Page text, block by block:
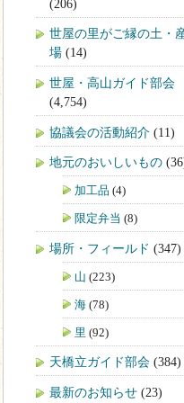
(206)
世屋の里がご縁の土・
場 (14)
世屋・高山ガイド部会
(4,754)
協議会の活動紹介 (11)
地元のおいしいもの
加工品 (4)
限定弁当 (8)
場所・フィールド (347)
山 (223)
海 (78)
里 (92)
天橋立ガイド部会 (384)
最新のお知らせ (23)